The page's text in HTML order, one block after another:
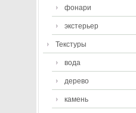
фонари
экстерьер
Текстуры
вода
дерево
камень